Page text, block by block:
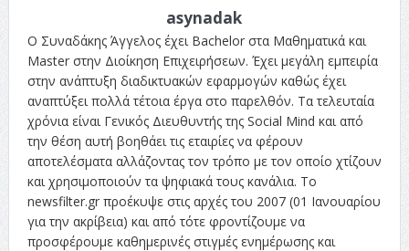
asynadak
Ο Συναδάκης Άγγελος έχει Bachelor στα Μαθηματικά και
Master στην Διοίκηση Επιχειρήσεων. Έχει μεγάλη εμπειρία
στην ανάπτυξη διαδικτυακών εφαρμογών καθώς έχει
αναπτύξει πολλά τέτοια έργα στο παρελθόν. Τα τελευταία
χρόνια είναι Γενικός Διευθυντής της Social Mind και από
την θέση αυτή βοηθάει τις εταιρίες να φέρουν
αποτελέσματα αλλάζοντας τον τρόπο με τον οποίο χτίζουν
και χρησιμοποιούν τα ψηφιακά τους κανάλια. Το
newsfilter.gr προέκυψε στις αρχές του 2007 (01 Ιανουαρίου
για την ακρίβεια) και από τότε φροντίζουμε να
προσφέρουμε καθημερινές στιγμές ενημέρωσης και